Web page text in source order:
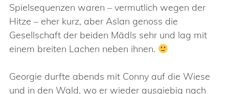
Spielsequenzen waren – vermutlich wegen der
Hitze – eher kurz, aber Aslan genoss die
Gesellschaft der beiden Mädls sehr und lag mit
einem breiten Lachen neben ihnen.
Georgie durfte abends mit Conny auf die Wiese
und in den Wald, wo er wieder ausgiebig nach